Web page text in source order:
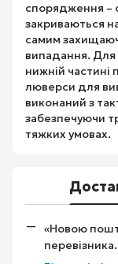
спорядження –
закриваються
самим
випадання. Для
нижній частині
люверси для
виконаний з
забезпечуючи
тяжких умовах.
«Новою
перевізника.